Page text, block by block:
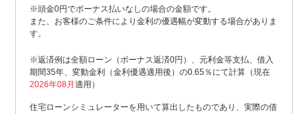
※頭金0円でボーナス払いなしの場合の金額です。
また、お客様のご条件により金利の優遇幅が変動する場合がありま
す。
※返済例は全額ローン（ボーナス返済0円）、元利金等支払、借入
期間35年、変動金利（金利優遇適用後）の0.65％にて計算（現在
2026年08月適用）
住宅ローンシミュレーターを用いて算出したものであり、実際の借